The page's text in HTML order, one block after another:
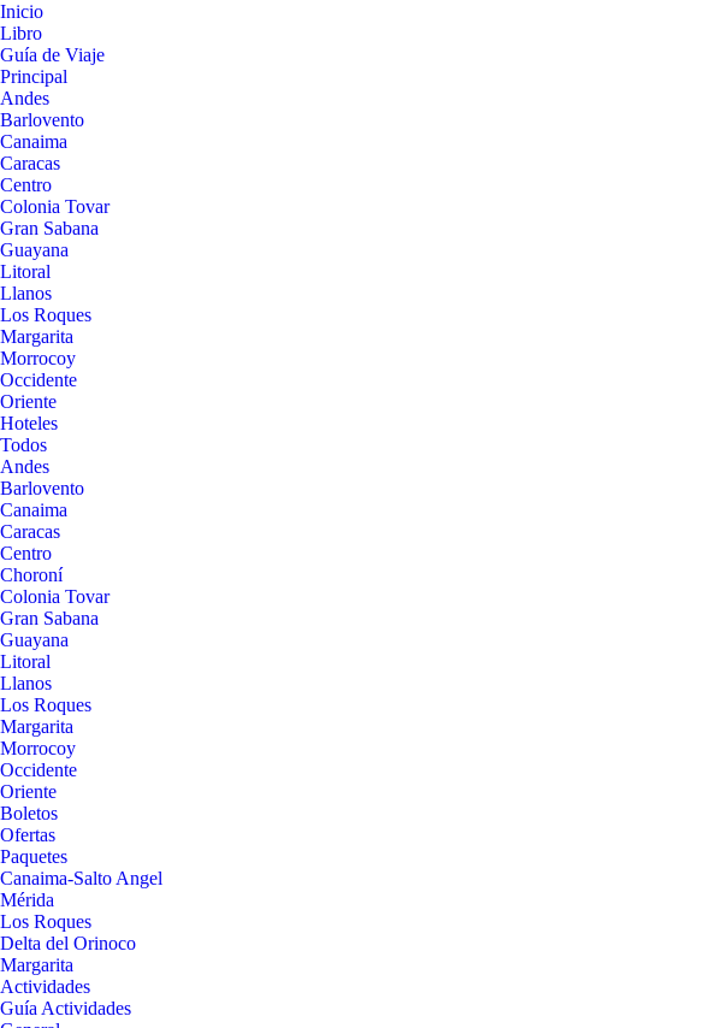
Inicio
Libro
Guía de Viaje
Principal
Andes
Barlovento
Canaima
Caracas
Centro
Colonia Tovar
Gran Sabana
Guayana
Litoral
Llanos
Los Roques
Margarita
Morrocoy
Occidente
Oriente
Hoteles
Todos
Andes
Barlovento
Canaima
Caracas
Centro
Choroní
Colonia Tovar
Gran Sabana
Guayana
Litoral
Llanos
Los Roques
Margarita
Morrocoy
Occidente
Oriente
Boletos
Ofertas
Paquetes
Canaima-Salto Angel
Mérida
Los Roques
Delta del Orinoco
Margarita
Actividades
Guía Actividades